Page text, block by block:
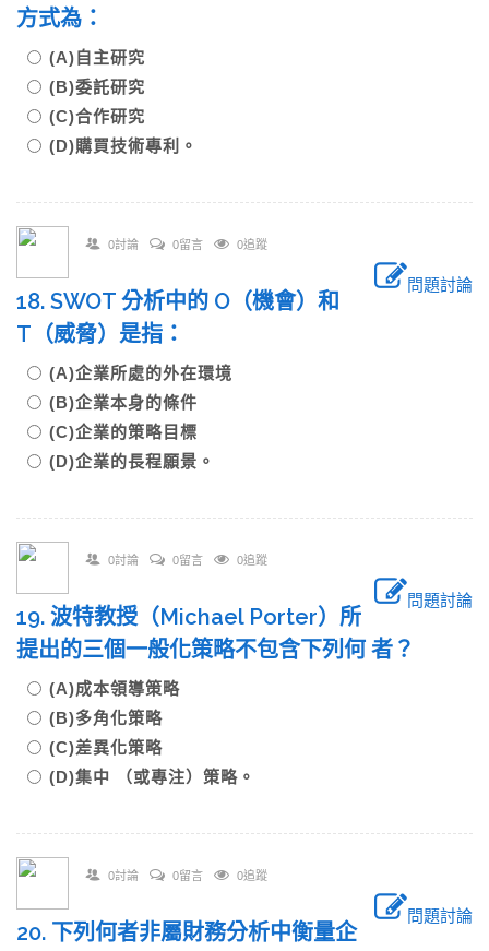
方式為：
(A)自主研究
(B)委託研究
(C)合作研究
(D)購買技術專利。
0討論 0留言 0追蹤
問題討論
18. SWOT 分析中的 O（機會）和
T（威脅）是指：
(A)企業所處的外在環境
(B)企業本身的條件
(C)企業的策略目標
(D)企業的長程願景。
0討論 0留言 0追蹤
問題討論
19. 波特教授（Michael Porter）所
提出的三個一般化策略不包含下列何 者？
(A)成本領導策略
(B)多角化策略
(C)差異化策略
(D)集中 （或專注）策略。
0討論 0留言 0追蹤
問題討論
20. 下列何者非屬財務分析中衡量企